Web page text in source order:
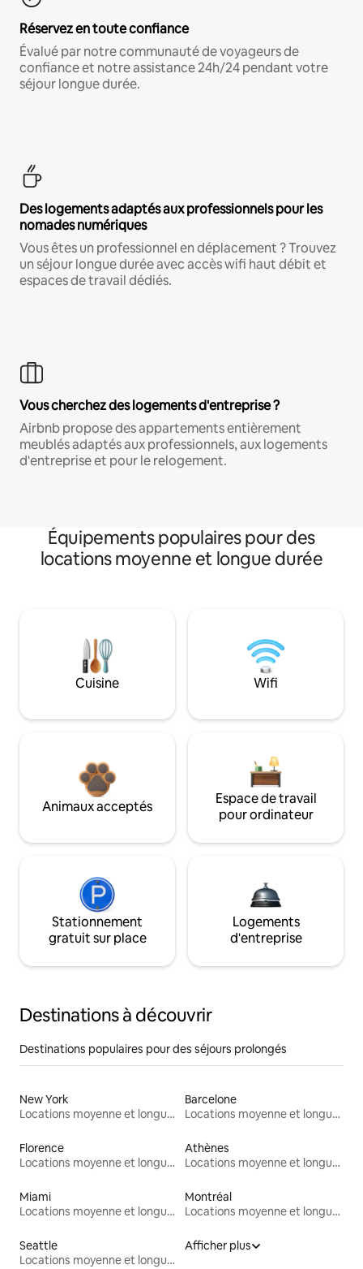
Réservez en toute confiance
Évalué par notre communauté de voyageurs de
confiance et notre assistance 24h/24 pendant votre
séjour longue durée.
Des logements adaptés aux professionnels pour les
nomades numériques
Vous êtes un professionnel en déplacement ? Trouvez
un séjour longue durée avec accès wifi haut débit et
espaces de travail dédiés.
Vous cherchez des logements d'entreprise ?
Airbnb propose des appartements entièrement
meublés adaptés aux professionnels, aux logements
d'entreprise et pour le relogement.
Équipements populaires pour des
locations moyenne et longue durée
Cuisine Wifi
Animaux acceptés
Espace de travail
pour ordinateur
Stationnement
gratuit sur place
Logements
d'entreprise
Destinations à découvrir
Destinations populaires pour des séjours prolongés
New York
Locations moyenne et longue durée
Barcelone
Locations moyenne et longue durée
Florence
Locations moyenne et longue durée
Athènes
Locations moyenne et longue durée
Miami
Locations moyenne et longue durée
Montréal
Locations moyenne et longue durée
Seattle
Locations moyenne et longue durée
Afficher plus